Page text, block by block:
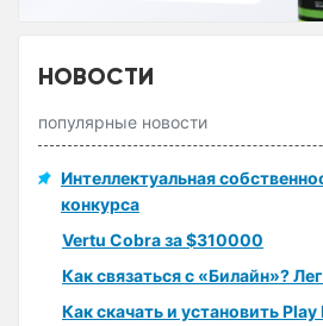
НОВОСТИ
популярные новости
Интеллектуальная
конкурса
Vertu Cobra за $310000
Как связаться с «Билайн»?
Как скачать и установить